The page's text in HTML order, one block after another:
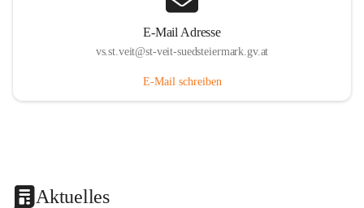
E-Mail Adresse
vs.st.veit@st-veit-suedsteiermark.gv.at
E-Mail schreiben
Aktuelles